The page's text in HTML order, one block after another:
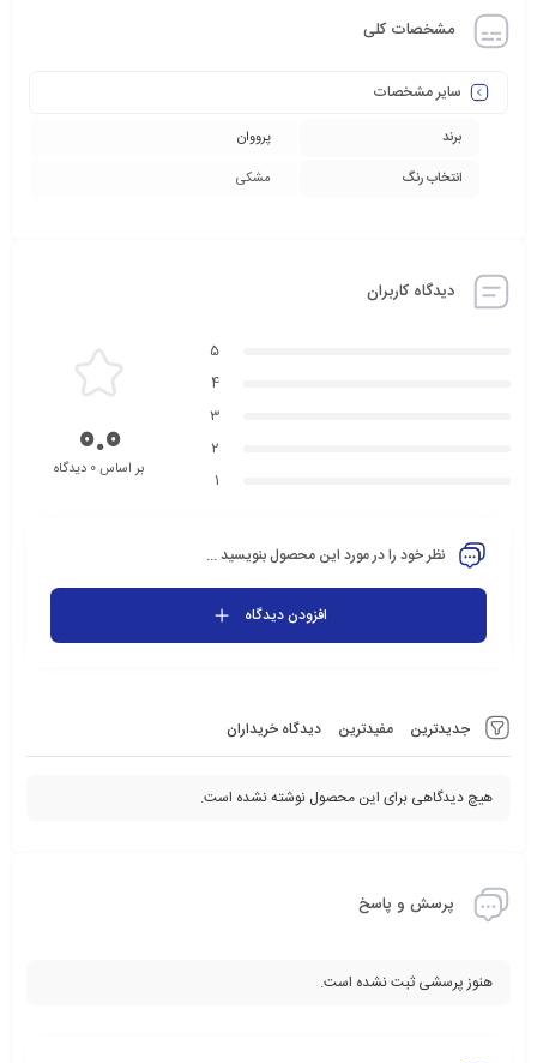
مشخصات کلی
سایر مشخصات
برند
پرووان
انتخاب رنگ
مشکی
دیدگاه کاربران
جدیدترین مفیدترین دیدگاه خریداران
هیچ دیدگاهی برای این محصول نوشته نشده است.
5
4
3
2
1
0.0بر اساس 0 دیدگاه
نظر خود را در مورد این محصول بنویسید ...
افزودن دیدگاه
پرسش و پاسخ
هنوز پرسشی ثبت نشده است.